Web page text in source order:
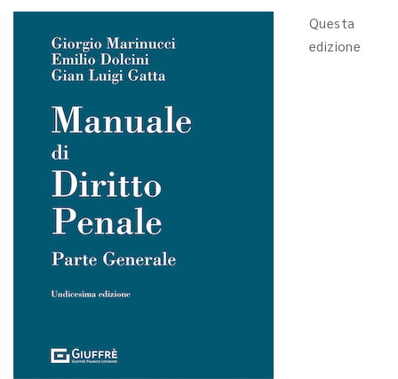
Questa
edizione